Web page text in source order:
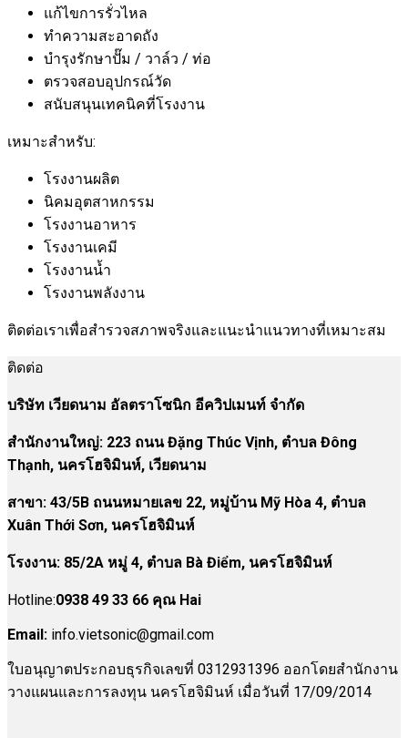
แก้ไขการรั่วไหล
ทำความสะอาดถัง
บำรุงรักษาปั๊ม / วาล์ว / ท่อ
ตรวจสอบอุปกรณ์วัด
สนับสนุนเทคนิคที่โรงงาน
เหมาะสำหรับ:
โรงงานผลิต
นิคมอุตสาหกรรม
โรงงานอาหาร
โรงงานเคมี
โรงงานน้ำ
โรงงานพลังงาน
ติดต่อเราเพื่อสำรวจสภาพจริงและแนะนำแนวทางที่เหมาะสม
ติดต่อ
บริษัท เวียดนาม อัลตราโซนิก อีควิปเมนท์ จำกัด
สำนักงานใหญ่: 223 ถนน Đặng Thúc Vịnh, ตำบล Đông
Thạnh, นครโฮจิมินห์, เวียดนาม
สาขา: 43/5B ถนนหมายเลข 22, หมู่บ้าน Mỹ Hòa 4, ตำบล
Xuân Thới Sơn, นครโฮจิมินห์
โรงงาน: 85/2A หมู่ 4, ตำบล Bà Điểm, นครโฮจิมินห์
Hotline:0938 49 33 66 คุณ Hai
Email: info.vietsonic@gmail.com
ใบอนุญาตประกอบธุรกิจเลขที่ 0312931396 ออกโดยสำนักงาน
วางแผนและการลงทุน นครโฮจิมินห์ เมื่อวันที่ 17/09/2014